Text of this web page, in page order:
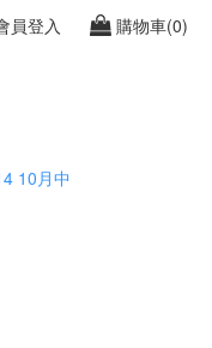
員登入 購物車(0)